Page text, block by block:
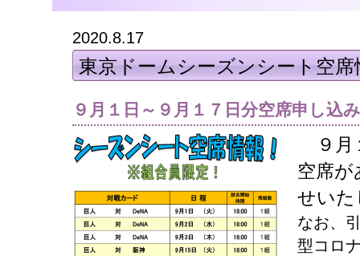
2020.8.17
東京ドームシーズンシート空席
９月１日～９月１７日分空席申し込
９
空席
せいた
なお、
型コロ